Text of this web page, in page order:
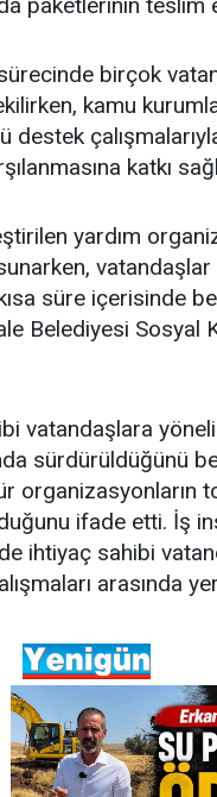
birçok
kamu
destek
katkı
yardım
süre içerisinde
Belediyesi
vatandaşlara
sürdürüldüğünü
organizasyonların
ifade etti. İş
ihtiyaç sahibi
arasında